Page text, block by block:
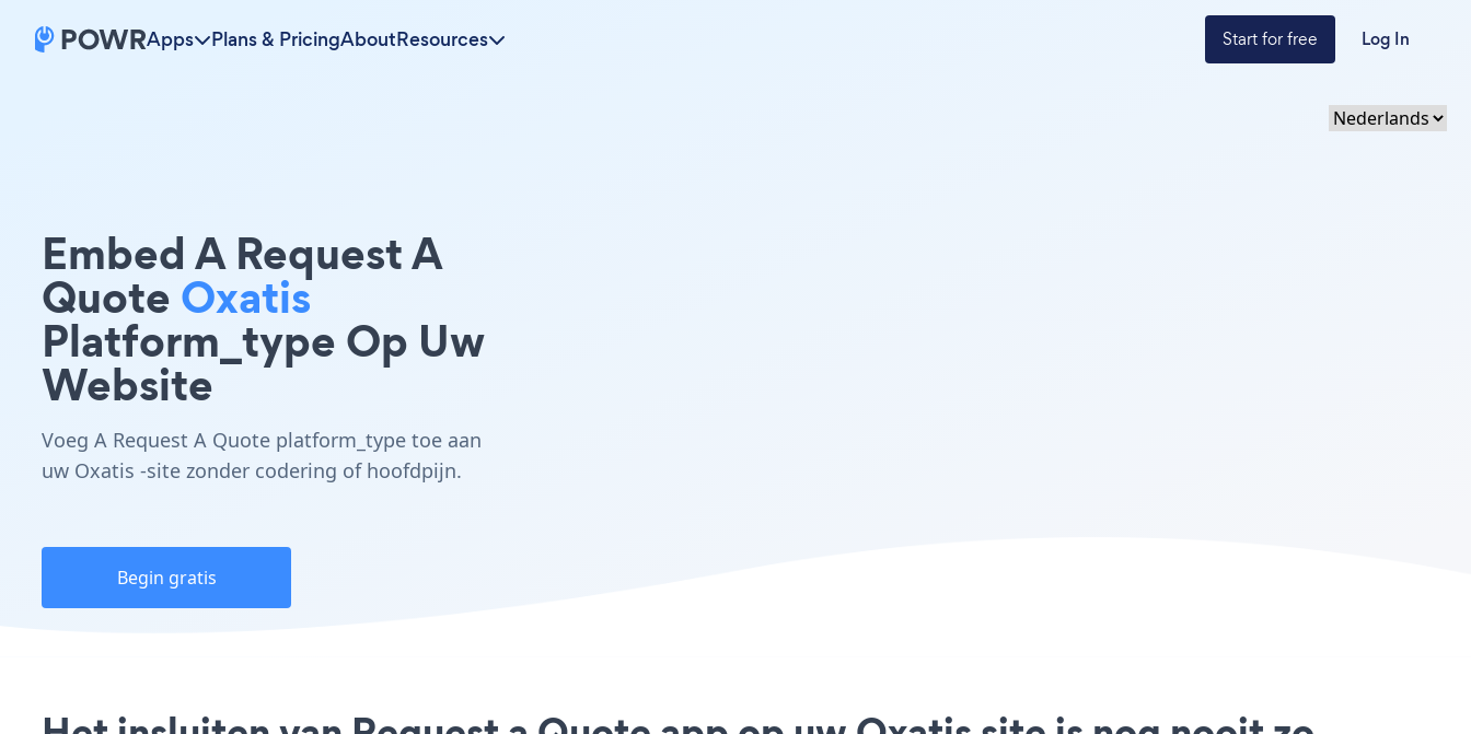
Apps Plans & PricingAboutResources Start for free Log In
Embed A Request A
QuoteOxatis
Platform_type Op Uw
Website
Voeg A Request A Quote platform_type toe aan
uw Oxatis -site zonder codering of hoofdpijn.
Begin gratis